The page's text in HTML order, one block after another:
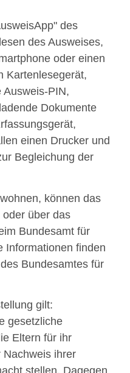
des
des Ausweises,
oder einen
Kartenlesegerät,
Ausweis-PIN,
Dokumente
einen Drucker und
Begleichung der
können das
über das
Bundesamt für
Informationen finden
Bundesamtes für
gilt:
gesetzliche
Eltern für ihr
Nachweis ihrer